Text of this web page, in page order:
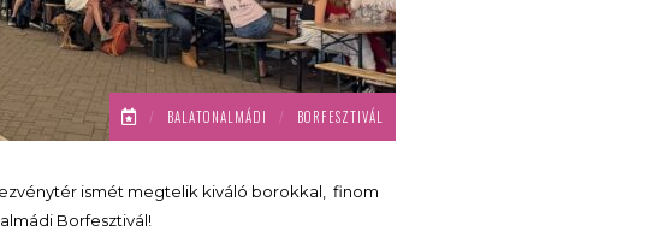
/ BALATONALMÁDI / BORFESZTIVÁL
ismét megtelik kiváló borokkal, finom
Borfesztivál!